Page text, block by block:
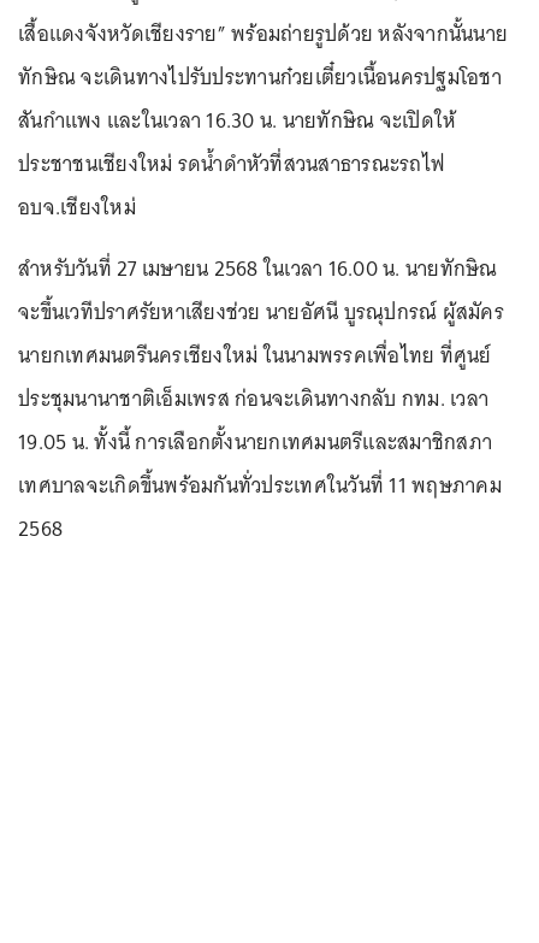
เสื้อแดงจังหวัดเชียงราย” พร้อมถ่ายรูปด้วย หลังจากนั้นนาย
ทักษิณ จะเดินทางไปรับประทานก๋วยเตี๋ยวเนื้อนครปฐมโอชา
สันกำแพง และในเวลา 16.30 น. นายทักษิณ จะเปิดให้
ประชาชนเชียงใหม่ รดน้ำดำหัวที่สวนสาธารณะรถไฟ
อบจ.เชียงใหม่
สำหรับวันที่ 27 เมษายน 2568 ในเวลา 16.00 น. นายทักษิณ
จะขึ้นเวทีปราศรัยหาเสียงช่วย นายอัศนี บูรณุปกรณ์ ผู้สมัคร
นายกเทศมนตรีนครเชียงใหม่ ในนามพรรคเพื่อไทย ที่ศูนย์
ประชุมนานาชาติเอ็มเพรส ก่อนจะเดินทางกลับ กทม. เวลา
19.05 น. ทั้งนี้ การเลือกตั้งนายกเทศมนตรีและสมาชิกสภา
เทศบาลจะเกิดขึ้นพร้อมกันทั่วประเทศในวันที่ 11 พฤษภาคม
2568